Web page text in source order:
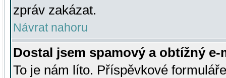
zpráv zakázat.
Návrat nahoru
Dostal jsem spamový a obtížný
To je nám líto. Příspěvkové